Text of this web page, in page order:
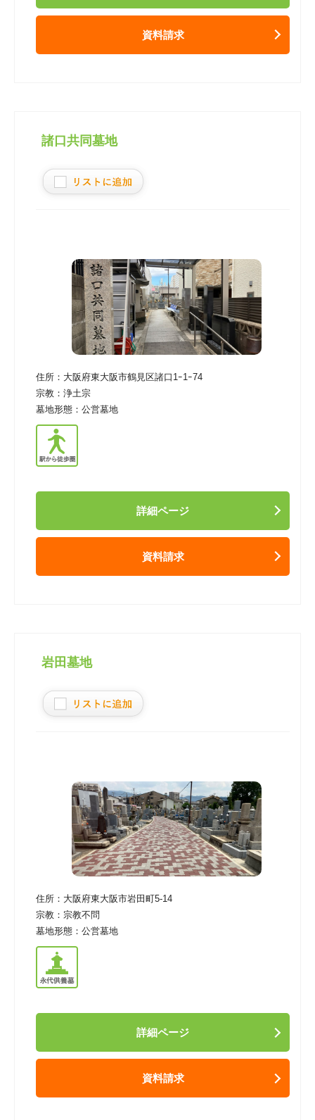
資料請求
諸口共同墓地
住所： 大阪府東大阪市鶴見区諸口1ｰ1ｰ74
宗教： 浄土宗
墓地形態： 公営墓地
詳細ページ
資料請求
岩田墓地
住所： 大阪府東大阪市岩田町5‐14
宗教： 宗教不問
墓地形態： 公営墓地
詳細ページ
資料請求